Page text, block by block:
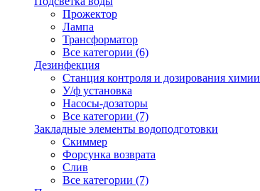
Прожектор
Лампа
Трансформатор
Все категории (6)
Дезинфекция
Станция контроля и дозирования химии
У/ф установка
Насосы-дозаторы
Все категории (7)
Закладные элементы водоподготовки
Скиммер
Форсунка возврата
Слив
Все категории (7)